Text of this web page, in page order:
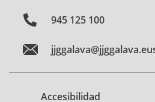
945 125 100
Accesibilidad